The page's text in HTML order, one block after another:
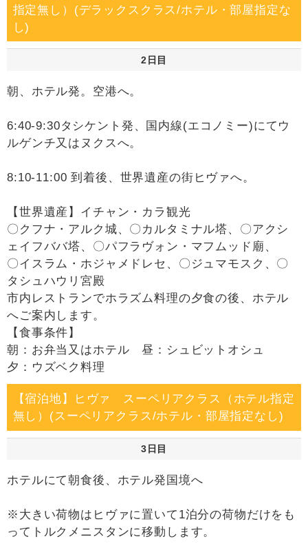
指定無し）(デラックスクラス/ホテル・部屋指定な
し)
2日目
朝、ホテル発。空港へ。
6:40-9:30タシケント発、国内線(エコノミー)にてウ
ルゲンチ又はヌクスへ。
8:10-11:00 到着後、世界遺産の街ヒヴァへ。
【世界遺産】イチャン・カラ観光
〇クフナ・アルク城、〇カルタミナル塔、〇アクシ
ェイフババ塔、〇パフラヴォン・マフムッド廟、
〇イスラム・ホジャメドレセ、〇ジュマモスク、〇
タシュハウリ宮殿
市内レストランでホラズム料理の夕食の後、ホテル
へご案内します。
【食事条件】
朝：お弁当又はホテル 昼：シュビットオシュ
夕：ウズベク料理
【宿泊地】ヒヴァ スーペリアクラス（ホテル指定
無し）(スーペリアクラス/ホテル・部屋指定なし)
3日目
ホテルにて朝食後、ホテル発国境へ
※大きい荷物はヒヴァに置いて1泊分の荷物だけをも
ってトルクメニスタンに移動します。